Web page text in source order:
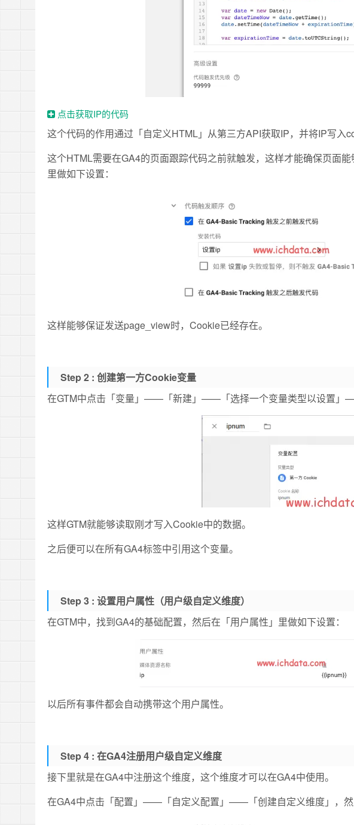
点击获取IP的代码
这个代码的作用通过「自定义HTML」从第三方API获取IP，并将IP写入
这个HTML需要在GA4的页面跟踪代码之前就触发，这样才能确保页面
里做如下设置：
这样能够保证发送page_view时，Cookie已经存在。
Step 2 : 创建第一方Cookie变量
在GTM中点击「变量」——「新建」——「选择一个变量类型以设置」
这样GTM就能够读取刚才写入Cookie中的数据。
之后便可以在所有GA4标签中引用这个变量。
Step 3 : 设置用户属性（用户级自定义维度）
在GTM中，找到GA4的基础配置，然后在「用户属性」里做如下设置：
以后所有事件都会自动携带这个用户属性。
Step 4 : 在GA4注册用户级自定义维度
接下里就是在GA4中注册这个维度，这个维度才可以在GA4中使用。
在GA4中点击「配置」——「自定义配置」——「创建自定义维度」，然